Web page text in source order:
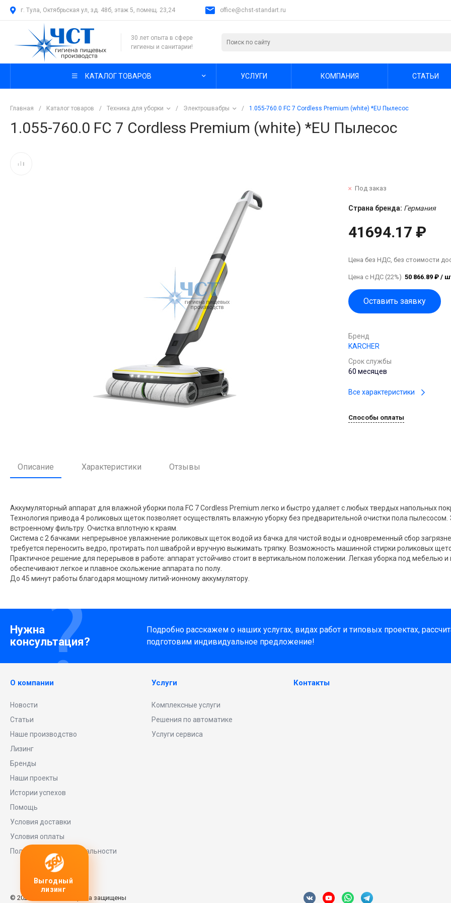
г. Тула, Октябрьская ул, зд. 48б, этаж 5, помещ. 23,24 office@chst-standart.ru
30 лет опыта в сфере
гигиены и санитарии!
КАТАЛОГ ТОВАРОВ УСЛУГИ КОМПАНИЯ СТАТЬИ
Главная / Каталог товаров / Техника для уборки / Электрошвабры / 1.055-760.0 FC 7 Cordless Premium (white) *EU Пылесос
1.055-760.0 FC 7 Cordless Premium (white) *EU Пылесос
Под заказ
Страна бренда: Германия
41694.17 ₽
Цена без НДС, без стоимости
Цена с НДС (22%) 50 866.89 ₽ /
Оставить заявку
Бренд
KARCHER
Срок службы
60 месяцев
Все характеристики
Способы оплаты
Описание Характеристики Отзывы
Аккумуляторный аппарат для влажной уборки пола FC 7 Cordless Premium легко и быстро удаляет с любых твердых напольных
Технология привода 4 роликовых щеток позволяет осуществлять влажную уборку без предварительной очистки пола
встроенному фильтру. Очистка вплотную к краям.
Система с 2 бачками: непрерывное увлажнение роликовых щеток водой из бачка для чистой воды и одновременный сбор
требуется переносить ведро, протирать пол шваброй и вручную выжимать тряпку. Возможность машинной стирки роликовых
Практичное решение для перерывов в работе: аппарат устойчиво стоит в вертикальном положении. Легкая уборка под мебелью
обеспечивают легкое и плавное скольжение аппарата по полу.
До 45 минут работы благодаря мощному литий-ионному аккумулятору.
Нужна
консультация?
Подробно расскажем о наших услугах, видах работ и типовых проектах,
подготовим индивидуальное предложение!
О компании
Новости
Статьи
Наше производство
Лизинг
Бренды
Наши проекты
Истории успехов
Помощь
Условия доставки
Условия оплаты
Политика конфиденциальности
Услуги
Комплексные услуги
Решения по автоматике
Услуги сервиса
Контакты
© 2026 Universe, Все права защищены
Выгодный
лизинг